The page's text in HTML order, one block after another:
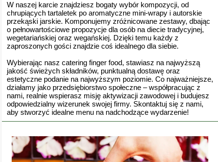
W naszej karcie znajdziesz bogaty wybór kompozycji, od
chrupiących tartaletek po aromatyczne mini-wrapy i autorskie
przekąski jarskie. Komponujemy zróżnicowane zestawy, dbając
o pełnowartościowe propozycje dla osób na diecie tradycyjnej,
wegetariańskiej oraz wegańskiej. Dzięki temu każdy z
zaproszonych gości znajdzie coś idealnego dla siebie.
Wybierając nasz catering finger food, stawiasz na najwyższą
jakość świeżych składników, punktualną dostawę oraz
estetyczne podanie na najwyższym poziomie. Co najważniejsze,
działamy jako przedsiębiorstwo społeczne – współpracując z
nami, realnie wspierasz misję aktywizacji zawodowej i budujesz
odpowiedzialny wizerunek swojej firmy. Skontaktuj się z nami,
aby stworzyć idealne menu na nadchodzące wydarzenie!